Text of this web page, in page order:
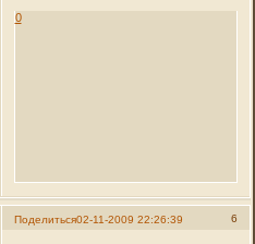
0
Поделиться 6
02-11-2009 22:26:39